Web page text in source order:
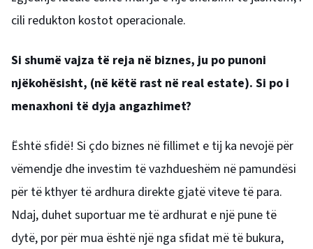
cili redukton kostot operacionale.
Si shumë vajza të reja në biznes, ju po punoni
njëkohësisht, (në këtë rast në real estate). Si po i
menaxhoni të dyja angazhimet?
Është sfidë! Si çdo biznes në fillimet e tij ka nevojë për
vëmendje dhe investim të vazhdueshëm në pamundësi
për të kthyer të ardhura direkte gjatë viteve të para.
Ndaj, duhet suportuar me të ardhurat e një pune të
dytë, por për mua është një nga sfidat më të bukura,